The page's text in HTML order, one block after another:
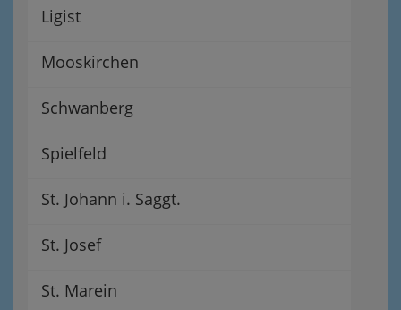
Ligist
Mooskirchen
Schwanberg
Spielfeld
St. Johann i. Saggt.
St. Josef
St. Marein